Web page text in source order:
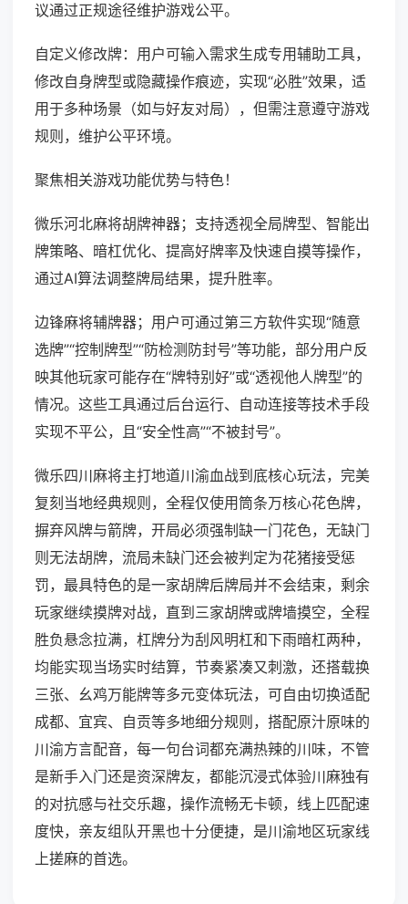
议通过正规途径维护游戏公平。
自定义修改牌：用户可输入需求生成专用辅助工具，
修改自身牌型或隐藏操作痕迹，实现“必胜”效果，适
用于多种场景（如与好友对局），但需注意遵守游戏
规则，维护公平环境。
聚焦相关游戏功能优势与特色！
微乐河北麻将胡牌神器；支持透视全局牌型、智能出
牌策略、暗杠优化、提高好牌率及快速自摸等操作，
通过AI算法调整牌局结果，提升胜率。
边锋麻将辅牌器；用户可通过第三方软件实现“随意
选牌”“控制牌型”“防检测防封号”等功能，部分用户反
映其他玩家可能存在“牌特别好”或“透视他人牌型”的
情况。这些工具通过后台运行、自动连接等技术手段
实现不平公，且“安全性高”“不被封号”。
微乐四川麻将主打地道川渝血战到底核心玩法，完美
复刻当地经典规则，全程仅使用筒条万核心花色牌，
摒弃风牌与箭牌，开局必须强制缺一门花色，无缺门
则无法胡牌，流局未缺门还会被判定为花猪接受惩
罚，最具特色的是一家胡牌后牌局并不会结束，剩余
玩家继续摸牌对战，直到三家胡牌或牌墙摸空，全程
胜负悬念拉满，杠牌分为刮风明杠和下雨暗杠两种，
均能实现当场实时结算，节奏紧凑又刺激，还搭载换
三张、幺鸡万能牌等多元变体玩法，可自由切换适配
成都、宜宾、自贡等多地细分规则，搭配原汁原味的
川渝方言配音，每一句台词都充满热辣的川味，不管
是新手入门还是资深牌友，都能沉浸式体验川麻独有
的对抗感与社交乐趣，操作流畅无卡顿，线上匹配速
度快，亲友组队开黑也十分便捷，是川渝地区玩家线
上搓麻的首选。